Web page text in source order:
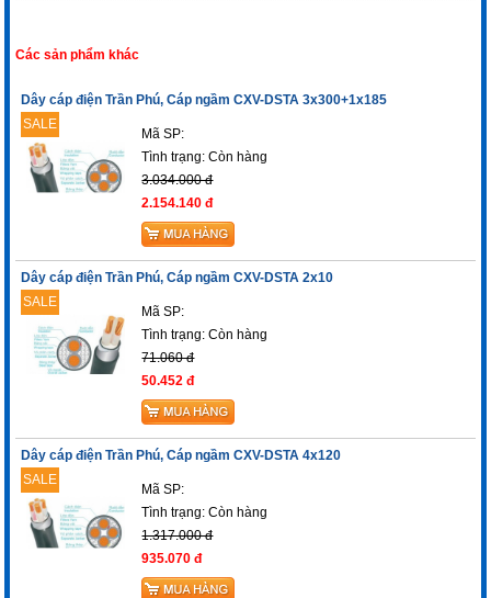
Các sản phẩm khác
Dây cáp điện Trần Phú, Cáp ngầm CXV-DSTA 3x300+1x185
SALE
Mã SP:
Tình trạng:Còn hàng
3.034.000 đ
2.154.140 đ
Dây cáp điện Trần Phú, Cáp ngầm CXV-DSTA 2x10
SALE
Mã SP:
Tình trạng:Còn hàng
71.060 đ
50.452 đ
Dây cáp điện Trần Phú, Cáp ngầm CXV-DSTA 4x120
SALE
Mã SP:
Tình trạng:Còn hàng
1.317.000 đ
935.070 đ